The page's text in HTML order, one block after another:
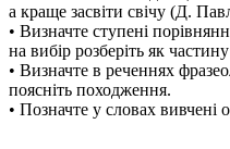
а краще засвіти свічу (Д.
• Визначте ступені
на вибір розберіть як
• Визначте в реченнях
поясніть походження.
• Позначте у словах вивчені